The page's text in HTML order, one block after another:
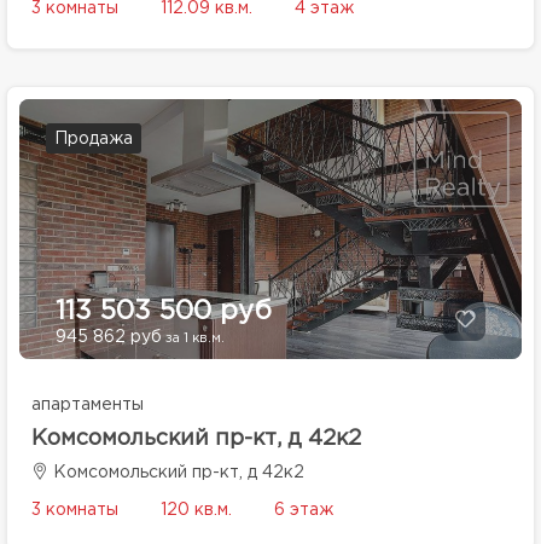
3 комнаты 112.09 кв.м. 4 этаж
Продажа
113 503 500 руб
945 862 руб за 1 кв.м.
апартаменты
Комсомольский пр-кт, д 42к2
Комсомольский пр-кт, д 42к2
3 комнаты 120 кв.м. 6 этаж